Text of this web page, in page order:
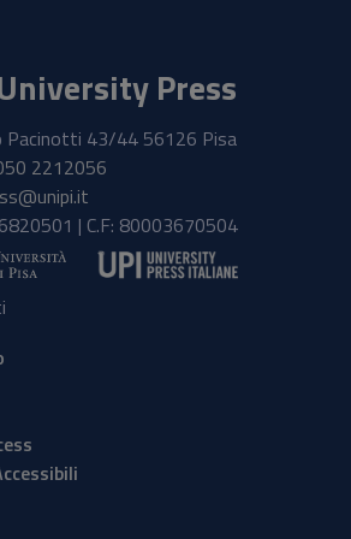
Press
Pacinotti 43/44 56126 Pisa
2212056
| C.F: 80003670504